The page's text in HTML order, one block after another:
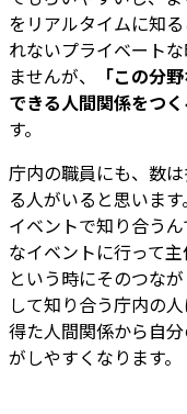
をリアルタイムに知
れないプライベート
ませんが、
「この分
できる人間関係をつ
す。
庁内の職員にも、数
る人がいると思いま
イベントで知り合う
なイベントに行って
という時にそのつな
して知り合う庁内の
得た人間関係から自
がしやすくなります。